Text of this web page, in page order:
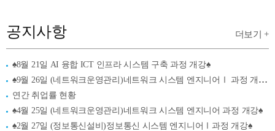
공지사항 더보기 +
♠8월 21일 AI 융합 ICT 인프라 시스템 구축 과정 개강♠
♠9월 26일 (네트워크운영관리)네트워크 시스템 엔지니어Ⅰ 과정 개강♠
연간 취업률 현황
♠4월 25일 (네트워크운영관리)네트워크 시스템 엔지니어 과정 개강♠
♠2월 27일 (정보통신설비)정보통신 시스템 엔지니어Ⅰ과정 개강♠